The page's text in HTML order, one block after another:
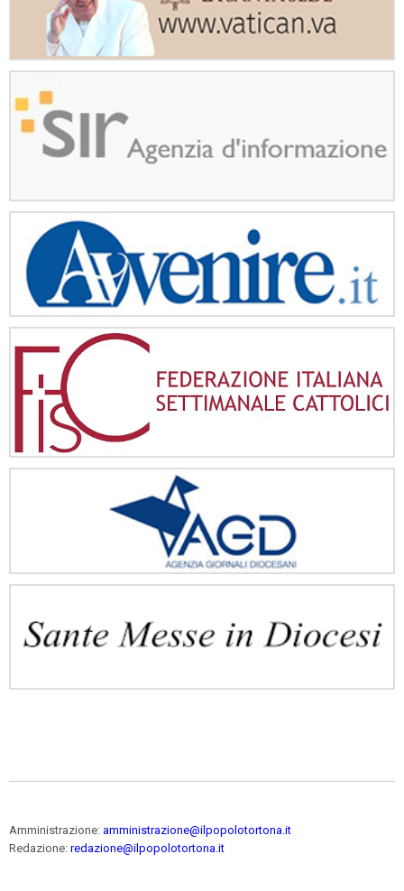
Amministrazione: amministrazione@ilpopolotortona.it
Redazione: redazione@ilpopolotortona.it